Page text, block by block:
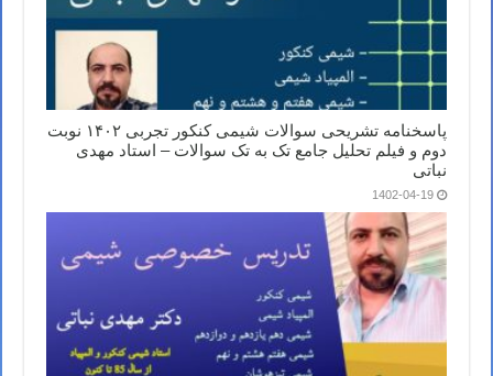
پاسخنامه تشریحی سوالات شیمی کنکور تجربی ۱۴۰۲ نوبت
دوم و فیلم تحلیل جامع تک به تک سوالات – استاد مهدی
نباتی
1402-04-19